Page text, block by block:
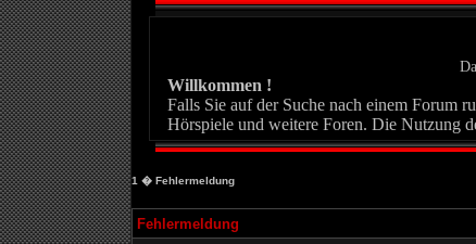
Willkommen !
Falls Sie auf der Suche nach einem Forum
Hörspiele und weitere Foren. Die Nutzung
1 � Fehlermeldung
Fehlermeldung